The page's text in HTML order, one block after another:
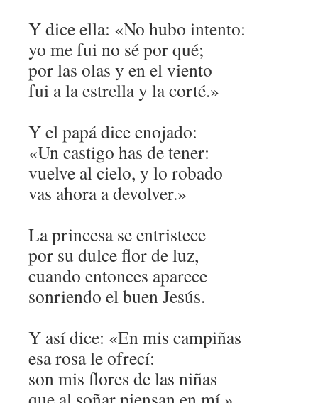
Y dice ella: «No hubo intento:
yo me fui no sé por qué;
por las olas y en el viento
fui a la estrella y la corté.»
Y el papá dice enojado:
«Un castigo has de tener:
vuelve al cielo, y lo robado
vas ahora a devolver.»
La princesa se entristece
por su dulce flor de luz,
cuando entonces aparece
sonriendo el buen Jesús.
Y así dice: «En mis campiñas
esa rosa le ofrecí:
son mis flores de las niñas